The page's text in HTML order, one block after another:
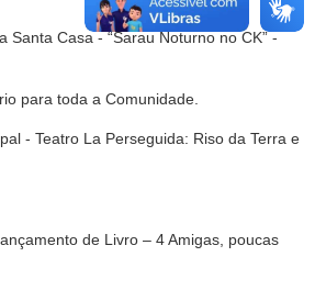
Santa Casa - “Sarau Noturno no CK” -
para toda a Comunidade.
- Teatro La Perseguida: Riso da Terra e
de Livro – 4 Amigas, poucas